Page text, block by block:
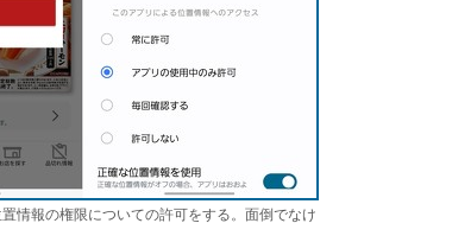
情報の権限についての許可をする。面倒でなけ